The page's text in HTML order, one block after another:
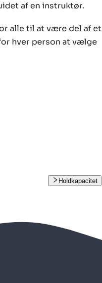
af en instruktør.
alle til at være del af et
hver person at vælge
Holdkapacitet